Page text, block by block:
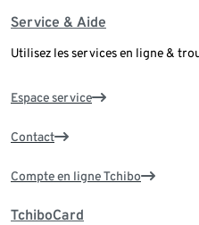
Service & Aide
Utilisez les services en ligne &
Espace service
Contact
Compte en ligne Tchibo
TchiboCard